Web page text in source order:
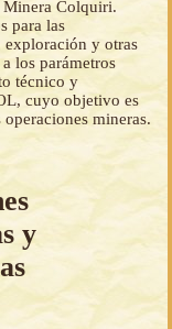
Minera Colquiri.
para las
exploración y otras
los parámetros
técnico y
cuyo objetivo es
mineras.
y